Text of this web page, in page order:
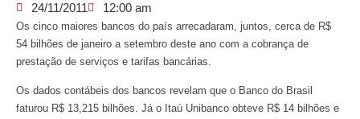
24/11/2011 12:00 am
Os cinco maiores bancos do país arrecadaram, juntos, cerca de R$
54 bilhões de janeiro a setembro deste ano com a cobrança de
prestação de serviços e tarifas bancárias.
Os dados contábeis dos bancos revelam que o Banco do Brasil
faturou R$ 13,215 bilhões. Já o Itaú Unibanco obteve R$ 14 bilhões e